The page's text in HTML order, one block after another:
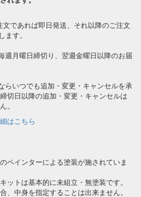
文であれば即日発送、それ以降のご注文
ます。
週月曜日締切り、翌週金曜日以降のお届
らいつでも追加・変更・キャンセルを承
切日以降の追加・変更・キャンセルは
。
はこちら
ペインターによる塗装が施されていま
ットは基本的に未組立・無塗装です。
、中身を指定することは出来ません。